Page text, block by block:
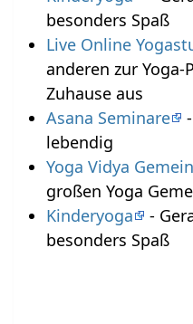
besonders Spaß
Live Online
anderen zur
Zuhause aus
Asana Seminare
lebendig
Yoga Vidya
großen Yoga
Kinderyoga
-
besonders Spaß